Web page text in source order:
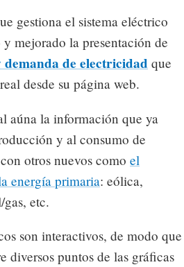
gestiona el sistema eléctrico
mejorado la presentación de
de electricidad que
desde su página web.
aúna la información que ya
y al consumo de
otros nuevos como el
energía primaria: eólica,
etc.
son interactivos, de modo que
diversos puntos de las gráficas